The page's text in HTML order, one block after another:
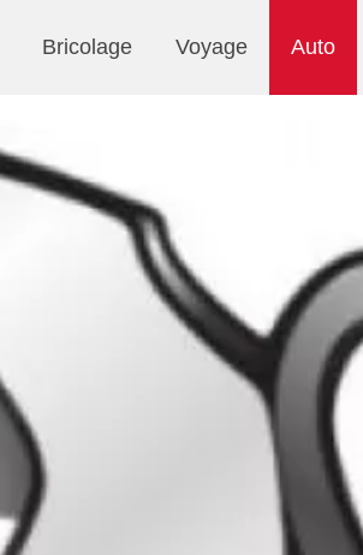
Bricolage Voyage Auto